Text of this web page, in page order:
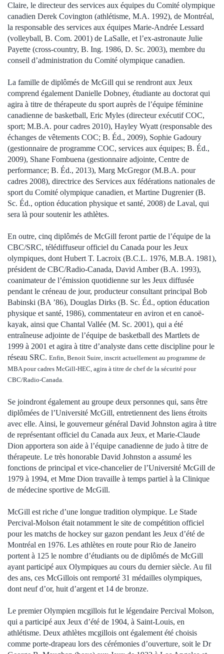
Claire, le directeur des services aux équipes du Comité olympique
canadien Derek Covington (athlétisme, M.A. 1992), de Montréal,
la responsable des services aux équipes Marie-Andrée Lessard
(volleyball, B. Com. 2001) de LaSalle, et l’ex-astronaute Julie
Payette (cross-country, B. Ing. 1986, D. Sc. 2003), membre du
conseil d’administration du Comité olympique canadien.
La famille de diplômés de McGill qui se rendront aux Jeux
comprend également Danielle Dobney, étudiante au doctorat qui
agira à titre de thérapeute du sport auprès de l’équipe féminine
canadienne de basketball, Eric Myles (directeur exécutif COC,
sport; M.B.A. pour cadres 2010), Hayley Wyatt (responsable des
échanges de vêtements COC; B. Éd., 2009), Sophie Gadoury
(gestionnaire de programme COC, services aux équipes; B. Éd.,
2009), Shane Fombuena (gestionnaire adjointe, Centre de
performance; B. Éd., 2013), Marg McGregor (M.B.A. pour
cadres 2008), directrice des Services aux fédérations nationales de
sport du Comité olympique canadien, et Martine Dugrenier (B.
Sc. Éd., option éducation physique et santé, 2008) de Laval, qui
sera là pour soutenir les athlètes.
En outre, cinq diplômés de McGill feront partie de l’équipe de la
CBC/SRC, télédiffuseur officiel du Canada pour les Jeux
olympiques, dont Hubert T. Lacroix (B.C.L. 1976, M.B.A. 1981),
président de CBC/Radio-Canada, David Amber (B.A. 1993),
coanimateur de l’émission quotidienne sur les Jeux diffusée
pendant le créneau de jour, producteur consultant principal Bob
Babinski (BA ’86), Douglas Dirks (B. Sc. Éd., option éducation
physique et santé, 1986), commentateur en aviron et en canoë-
kayak, ainsi que Chantal Vallée (M. Sc. 2001), qui a été
entraîneuse adjointe de l’équipe de basketball des Martlets de
1999 à 2001 et agira à titre d’analyste dans cette discipline pour le
réseau SRC. Enfin, Benoit Suire, inscrit actuellement au programme de
MBA pour cadres McGill-HEC, agira à titre de chef de la sécurité pour
CBC/Radio-Canada.
Se joindront également au groupe deux personnes qui, sans être
diplômées de l’Université McGill, entretiennent des liens étroits
avec elle. Ainsi, le gouverneur général David Johnston agira à titre
de représentant officiel du Canada aux Jeux, et Marie-Claude
Dion apportera son aide à l’équipe canadienne de judo à titre de
thérapeute. Le très honorable David Johnston a assumé les
fonctions de principal et vice-chancelier de l’Université McGill de
1979 à 1994, et Mme Dion travaille à temps partiel à la Clinique
de médecine sportive de McGill.
McGill est riche d’une longue tradition olympique. Le Stade
Percival-Molson était notamment le site de compétition officiel
pour les matchs de hockey sur gazon pendant les Jeux d’été de
Montréal en 1976. Les athlètes en route pour Rio de Janeiro
portent à 125 le nombre d’étudiants ou de diplômés de McGill
ayant participé aux Olympiques au cours du dernier siècle. Au fil
des ans, ces McGillois ont remporté 31 médailles olympiques,
dont neuf d’or, huit d’argent et 14 de bronze.
Le premier Olympien mcgillois fut le légendaire Percival Molson,
qui a participé aux Jeux d’été de 1904, à Saint-Louis, en
athlétisme. Deux athlètes mcgillois ont également été choisis
comme porte-drapeau lors des cérémonies d’ouverture, soit le Dr